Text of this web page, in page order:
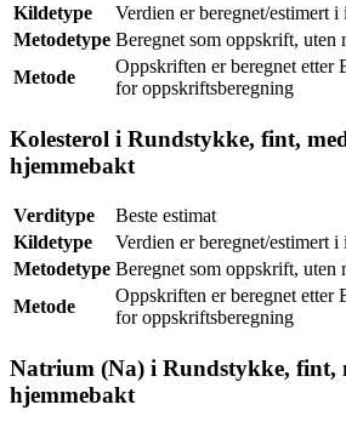
Kildetype
Verdien er beregnet/estimert i
Metodetype Beregnet som oppskrift, uten
Metode
Oppskriften er beregnet etter
for oppskriftsberegning
Kolesterol i Rundstykke, fint,
hjemmebakt
Verditype
Beste estimat
Kildetype
Verdien er beregnet/estimert i
Metodetype Beregnet som oppskrift, uten
Metode
Oppskriften er beregnet etter
for oppskriftsberegning
Natrium (Na) i Rundstykke, fint,
hjemmebakt